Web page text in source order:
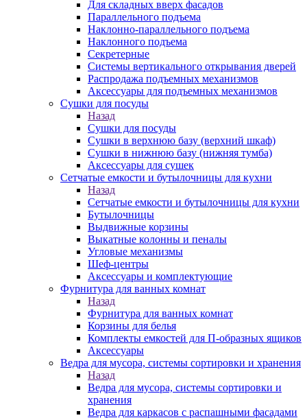
Для складных вверх фасадов
Параллельного подъема
Наклонно-параллельного подъема
Наклонного подъема
Секретерные
Системы вертикального открывания дверей
Распродажа подъемных механизмов
Аксессуары для подъемных механизмов
Сушки для посуды
Назад
Сушки для посуды
Сушки в верхнюю базу (верхний шкаф)
Сушки в нижнюю базу (нижняя тумба)
Аксессуары для сушек
Сетчатые емкости и бутылочницы для кухни
Назад
Сетчатые емкости и бутылочницы для кухни
Бутылочницы
Выдвижные корзины
Выкатные колонны и пеналы
Угловые механизмы
Шеф-центры
Аксессуары и комплектующие
Фурнитура для ванных комнат
Назад
Фурнитура для ванных комнат
Корзины для белья
Комплекты емкостей для П-образных ящиков
Аксессуары
Ведра для мусора, системы сортировки и хранения
Назад
Ведра для мусора, системы сортировки и
хранения
Ведра для каркасов с распашными фасадами